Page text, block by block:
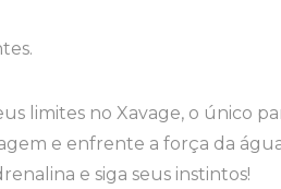
limites no Xavage, o único
e enfrente a força da
e siga seus instintos!